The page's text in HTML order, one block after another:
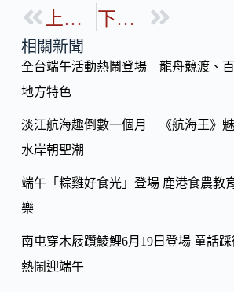
b
o
p
Li
k
上一篇 下一篇
相關新聞
全台端午活動熱鬧登場 龍舟競渡、
地方特色
淡江航海趣倒數一個月 《航海王》
水岸朝聖潮
端午「粽雞好食光」登場 鹿港食農教
樂
南屯穿木屐躦鯪鯉6月19日登場 童話
熱鬧迎端午